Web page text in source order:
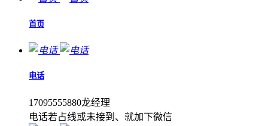
首页
电话
17095555880龙经理
电话若占线或未接到、就加下微信